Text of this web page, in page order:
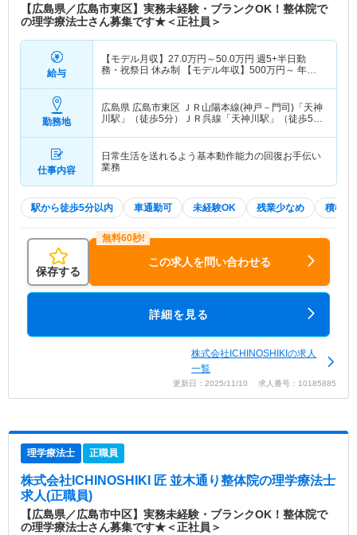
【広島県／広島市東区】実務未経験・ブランクOK！整体院で
の理学療法士さん募集です★＜正社員＞
給与
【モデル月収】 27.0万円～50.0万円 週5+半日勤
務・祝祭日 休み制 【モデル年収】 500万円～ 年収
勤務地
広島県 広島市東区 ＪＲ山陽本線(神戸－門司)「天神
川駅」（徒歩5分）ＪＲ呉線「天神川駅」（徒歩5
仕事内容
日常生活を送れるよう基本動作能力の回復お手伝い
業務
駅から徒歩5分以内 車通勤可 未経験OK 残業少なめ 積極採
保存する
この求人を問い合わせる
詳細を見る
株式会社ICHINOSHIKIの求人
一覧
更新日：2025/11/10 求人番号：10185885
理学療法士 正職員
株式会社ICHINOSHIKI 匠 並木通り整体院の理学療法士
求人(正職員)
【広島県／広島市中区】実務未経験・ブランクOK！整体院で
の理学療法士さん募集です★＜正社員＞